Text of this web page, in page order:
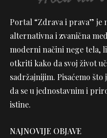
Portal “Zdrava i prava” je
alternativna i zvanična
moderni načini nege tela,
otkriti kako da svoj život
sadržajnijim. Pisaćemo
da se u jednostavnim i
istine.
NAJNOVIJE OBJAVE